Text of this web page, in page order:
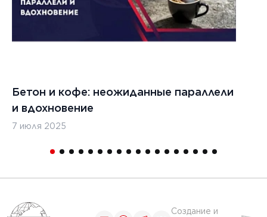
Бетон и кофе: неожиданные параллели
и вдохновение
7 июля 2025
Создание и